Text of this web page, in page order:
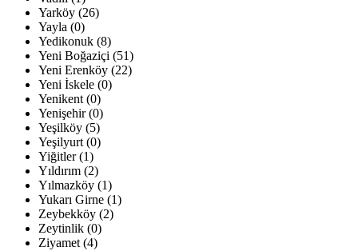
Yarköy (26)
Yayla (0)
Yedikonuk (8)
Yeni Boğaziçi (51)
Yeni Erenköy (22)
Yeni İskele (0)
Yenikent (0)
Yenişehir (0)
Yeşilköy (5)
Yeşilyurt (0)
Yiğitler (1)
Yıldırım (2)
Yılmazköy (1)
Yukarı Girne (1)
Zeybekköy (2)
Zeytinlik (0)
Ziyamet (4)